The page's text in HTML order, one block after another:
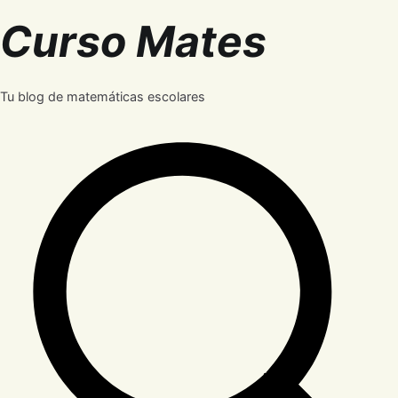
al
contenido
Curso Mates
Tu blog de matemáticas escolares